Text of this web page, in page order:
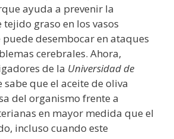
ayuda a prevenir la
graso en los vasos
desembocar en ataques
cerebrales. Ahora,
de la Universidad de
sabe que el aceite de oliva
del organismo frente a
en mayor medida que el
incluso cuando este